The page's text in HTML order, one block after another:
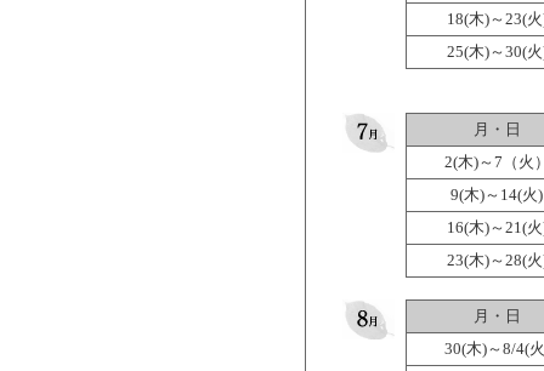
18(木)～23(
25(木)～30(
月・日
2(木)～7（火
9(木)～14(火)
16(木)～21(
23(木)～28(
月・日
30(木)～8/4(